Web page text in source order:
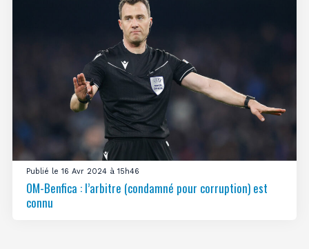
Publié le 16 Avr 2024 à 15h46
OM-Benfica : l’arbitre (condamné pour corruption) est
connu